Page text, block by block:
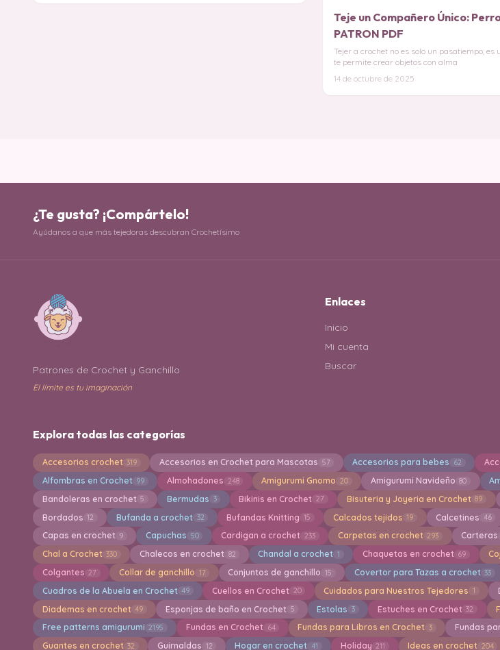
Teje un Compañero Único:
PATRON PDF
Tejer a crochet no es solo un pasatiempo;
te permite crear objetos con alma
14 de octubre de 2025
¿Te gusta? ¡Compártelo!
Ayúdanos a que más tejedoras descubran Crochetísimo
Patrones de Crochet y Ganchillo
El límite es tu imaginación
Enlaces
Inicio
Mi cuenta
Buscar
Explora todas las categorías
Accesorios crochet 319 Accesorios en Crochet para Mascotas 57 Accesorios para bebes 62
Alfombras en Crochet 99 Almohadones 248 Amigurumi Gnomo 20 Amigurumi Navideño 80
Bandoleras en crochet 5 Bermudas 3 Bikinis en Crochet 27 Bisuteria y Joyeria en Crochet 89
Bordados 12 Bufanda a crochet 32 Bufandas Knitting 15 Calcados tejidos 19 Calcetines 46
Capas en crochet 9 Capuchas 50 Cardigan a crochet 233 Carpetas en crochet 293 Carteras
Chal a Crochet 330 Chalecos en crochet 82 Chandal a crochet 1 Chaquetas en crochet 69
Colgantes 27 Collar de ganchillo 17 Conjuntos de ganchillo 15 Covertor para Tazas a crochet 33
Cuadros de la Abuela en Crochet 49 Cuellos en Crochet 20 Cuidados para Nuestros Tejedores 1
Diademas en crochet 49 Esponjas de baño en Crochet 5 Estolas 3 Estuches en Crochet 32
Free patterns amigurumi 2195 Fundas en Crochet 64 Fundas para Libros en Crochet 3 Fundas
Guantes en crochet 32 Guirnaldas 12 Hogar en crochet 41 Holiday 211 Ideas en crochet 204